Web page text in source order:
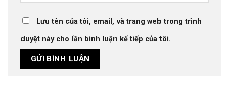
Lưu tên của tôi, email, và trang web trong trình
duyệt này cho lần bình luận kế tiếp của tôi.